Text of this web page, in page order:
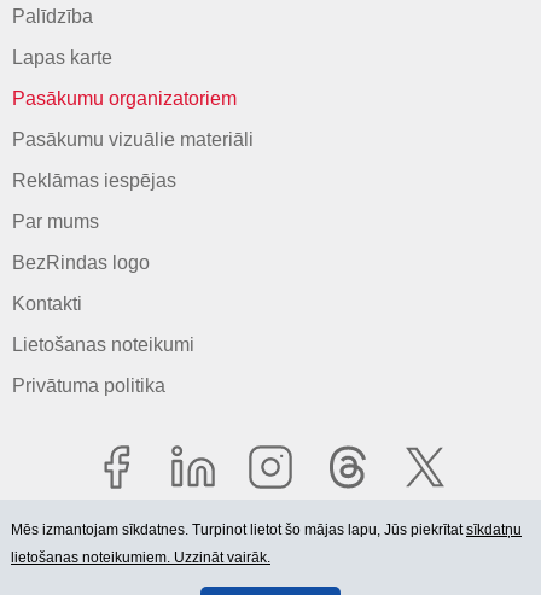
Palīdzība
Lapas karte
Pasākumu organizatoriem
Pasākumu vizuālie materiāli
Reklāmas iespējas
Par mums
BezRindas logo
Kontakti
Lietošanas noteikumi
Privātuma politika
© 2006-2026 SIA "BEZRINDAS.LV".
Mēs izmantojam sīkdatnes. Turpinot lietot šo mājas lapu, Jūs piekrītatsīkdatņu
lietošanas noteikumiem. Uzzināt vairāk.